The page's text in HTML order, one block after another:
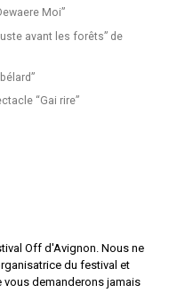
Moi”
avant les forêts” de
“Gai rire”
Off d'Avignon. Nous ne
du festival et
vous demanderons jamais